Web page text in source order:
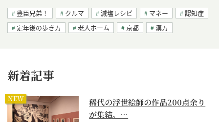
豊臣兄弟！ クルマ 減塩レシピ マネー
認知症
定年後の歩き方
老人ホーム 京都 漢方
新着記事
NEW
稀代の浮世絵師の作品200点余り
が集結。…